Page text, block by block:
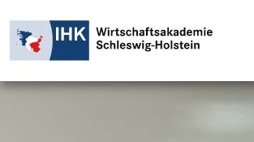
FÜR EINZELPERSONEN